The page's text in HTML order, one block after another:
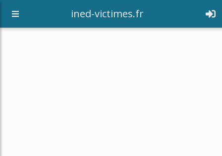
ined-victimes.fr